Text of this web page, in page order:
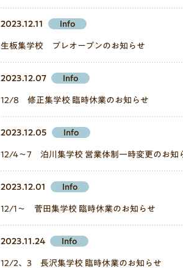
2023.12.11 Info
生板集学校 プレオープンのお知らせ
2023.12.07 Info
12/8 修正集学校 臨時休業のお知らせ
2023.12.05 Info
12/4～7 泊川集学校 営業体制一時変更のお知
2023.12.01 Info
12/1～ 菅田集学校 臨時休業のお知らせ
2023.11.24 Info
12/2、3 長沢集学校 臨時休業のお知らせ